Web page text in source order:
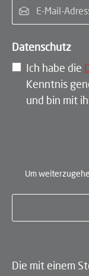
Datenschutz
Ich habe die
Kenntnis
und bin mit
Um
Die mit einem